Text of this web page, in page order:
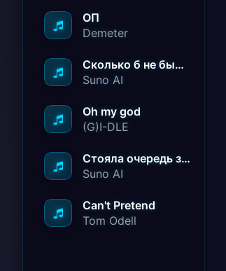
ОП
Demeter
Сколько б не было вам лет не грустите
Suno AI
Oh my god
(G)I-DLE
Стояла очередь за радостью
Suno AI
Can't Pretend
Tom Odell